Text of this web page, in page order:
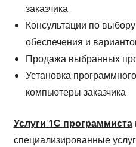
заказчика
Консультации по
обеспечения и
Продажа выбранных
Установка
компьютеры заказчика
Услуги 1С программиста
специализированные